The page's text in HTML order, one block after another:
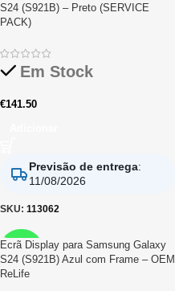
S24 (S921B) – Preto (SERVICE
PACK)
Em Stock
€141.50
Previsão de entrega:
11/08/2026
SKU: 113062
RELIFE
Ecrã Display para Samsung Galaxy
S24 (S921B) Azul com Frame – OEM
ReLife